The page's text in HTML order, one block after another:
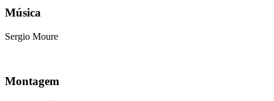
Música
Sergio Moure
Montagem